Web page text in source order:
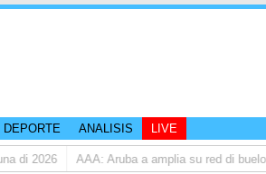
DEPORTE ANALISIS LIVE
di 2026 AAA: Aruba a amplia su red di